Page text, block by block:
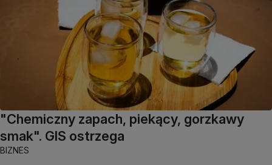
"Chemiczny zapach, piekący, gorzkawy
smak". GIS ostrzega
BIZNES